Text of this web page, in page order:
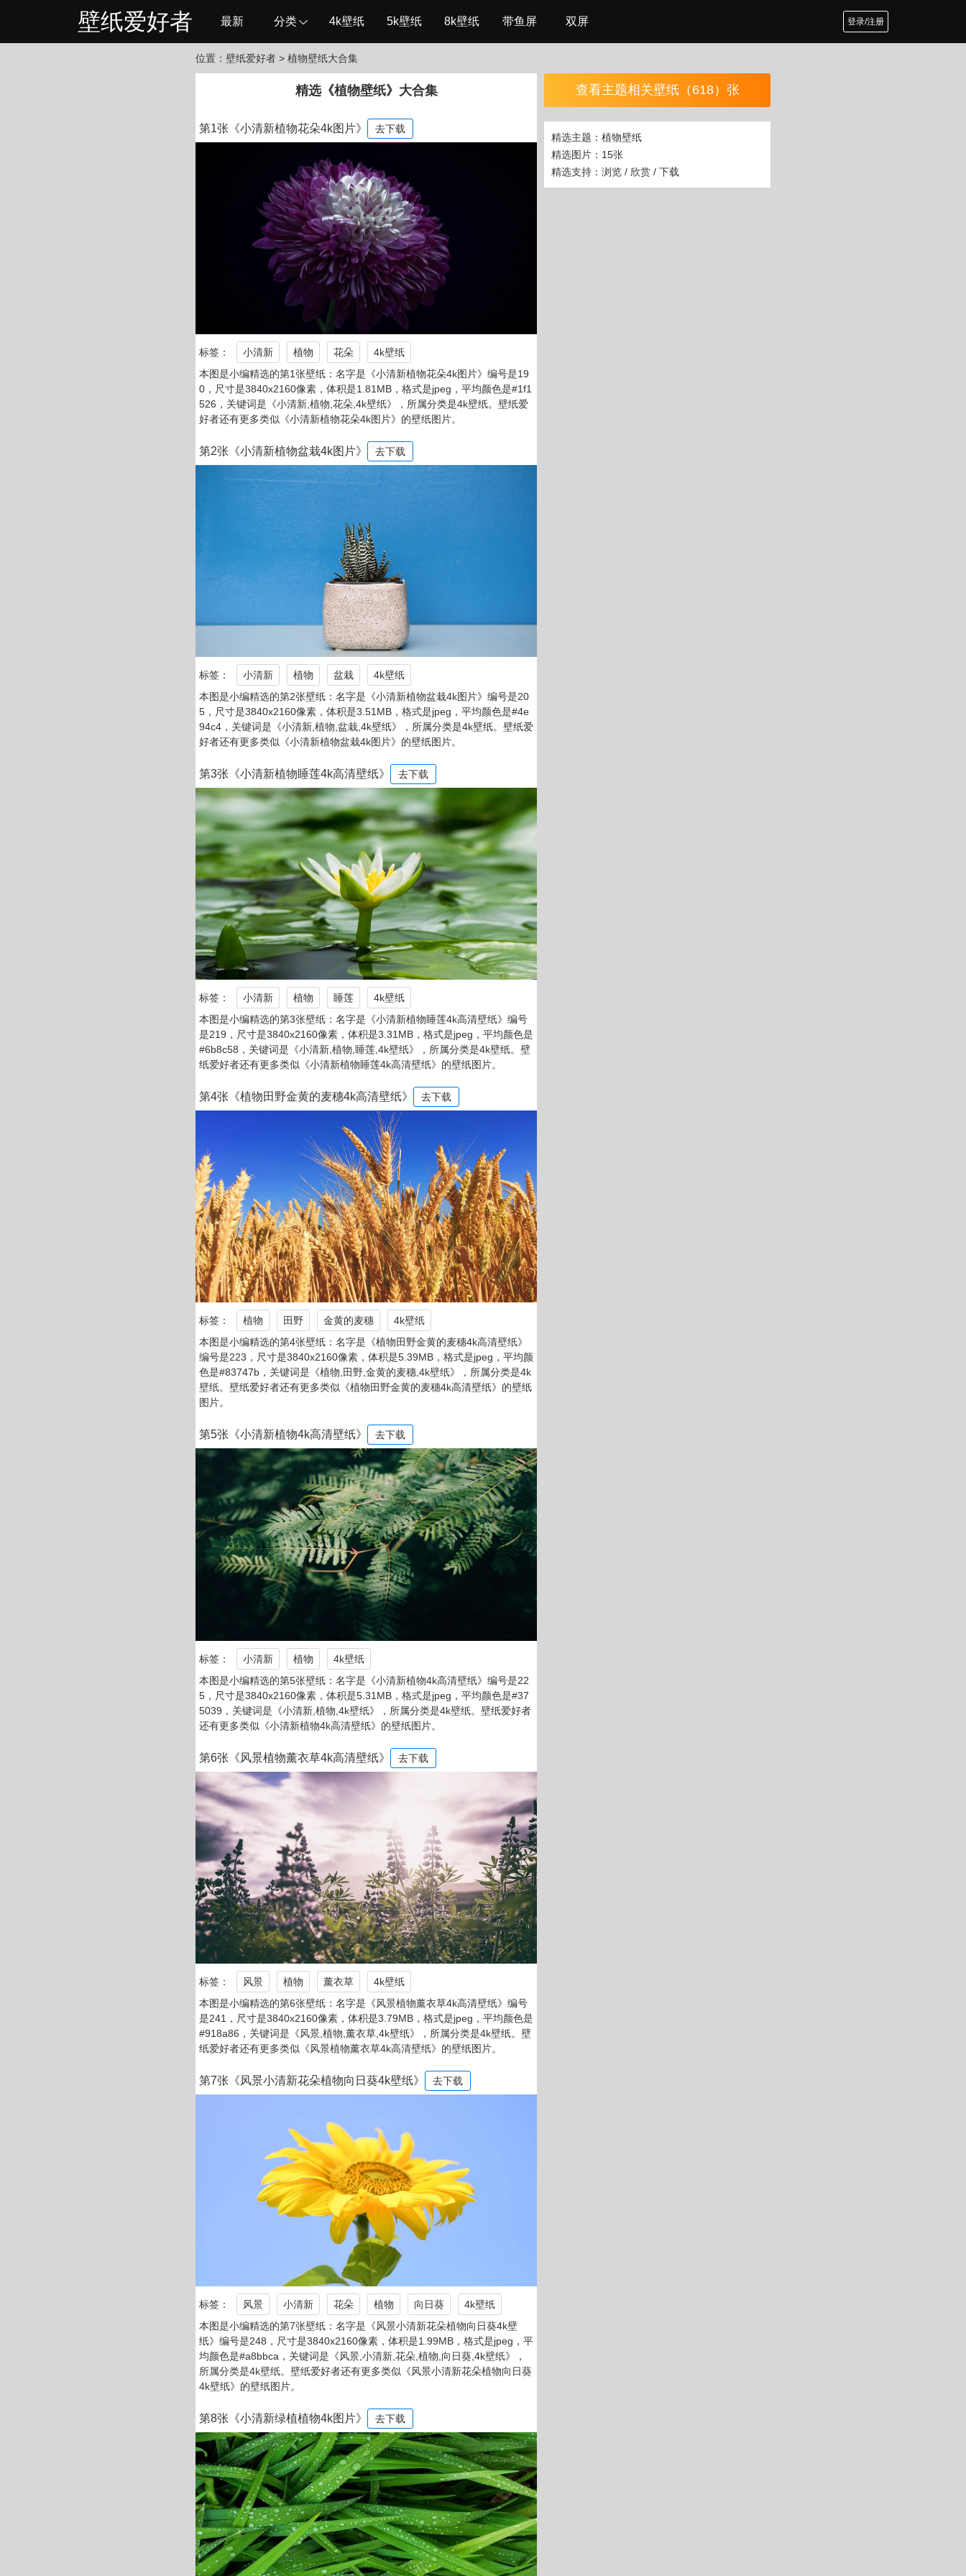
壁纸爱好者 最新 分类 4k壁纸 5k壁纸 8k壁纸 带鱼屏 双屏 登录/注册
位置： 壁纸爱好者 > 植物壁纸大合集
精选《植物壁纸》大合集
第1张《小清新植物花朵4k图片》 去下载
标签： 小清新 植物 花朵
4k壁纸
本图是小编精选的第1张壁纸：名字是《小清新植物花朵4k图片》编号是19
0，尺寸是3840x2160像素，体积是1.81MB，格式是jpeg，平均颜色是#1f1
526，关键词是《小清新,植物,花朵,4k壁纸》，所属分类是4k壁纸。壁纸爱
好者还有更多类似《小清新植物花朵4k图片》的壁纸图片。
第2张《小清新植物盆栽4k图片》 去下载
标签： 小清新 植物 盆栽
4k壁纸
本图是小编精选的第2张壁纸：名字是《小清新植物盆栽4k图片》编号是20
5，尺寸是3840x2160像素，体积是3.51MB，格式是jpeg，平均颜色是#4e
94c4，关键词是《小清新,植物,盆栽,4k壁纸》，所属分类是4k壁纸。壁纸爱
好者还有更多类似《小清新植物盆栽4k图片》的壁纸图片。
第3张《小清新植物睡莲4k高清壁纸》 去下载
标签： 小清新 植物 睡莲
4k壁纸
本图是小编精选的第3张壁纸：名字是《小清新植物睡莲4k高清壁纸》编号
是219，尺寸是3840x2160像素，体积是3.31MB，格式是jpeg，平均颜色是
#6b8c58，关键词是《小清新,植物,睡莲,4k壁纸》，所属分类是4k壁纸。壁
纸爱好者还有更多类似《小清新植物睡莲4k高清壁纸》的壁纸图片。
第4张《植物田野金黄的麦穗4k高清壁纸》 去下载
标签： 植物 田野 金黄的麦穗
4k壁纸
本图是小编精选的第4张壁纸：名字是《植物田野金黄的麦穗4k高清壁纸》
编号是223，尺寸是3840x2160像素，体积是5.39MB，格式是jpeg，平均颜
色是#83747b，关键词是《植物,田野,金黄的麦穗,4k壁纸》，所属分类是4k
壁纸。壁纸爱好者还有更多类似《植物田野金黄的麦穗4k高清壁纸》的壁纸
图片。
第5张《小清新植物4k高清壁纸》 去下载
标签： 小清新 植物
4k壁纸
本图是小编精选的第5张壁纸：名字是《小清新植物4k高清壁纸》编号是22
5，尺寸是3840x2160像素，体积是5.31MB，格式是jpeg，平均颜色是#37
5039，关键词是《小清新,植物,4k壁纸》，所属分类是4k壁纸。壁纸爱好者
还有更多类似《小清新植物4k高清壁纸》的壁纸图片。
第6张《风景植物薰衣草4k高清壁纸》 去下载
标签： 风景 植物 薰衣草
4k壁纸
本图是小编精选的第6张壁纸：名字是《风景植物薰衣草4k高清壁纸》编号
是241，尺寸是3840x2160像素，体积是3.79MB，格式是jpeg，平均颜色是
#918a86，关键词是《风景,植物,薰衣草,4k壁纸》，所属分类是4k壁纸。壁
纸爱好者还有更多类似《风景植物薰衣草4k高清壁纸》的壁纸图片。
第7张《风景小清新花朵植物向日葵4k壁纸》 去下载
标签： 风景 小清新 花朵 植物 向日葵
4k壁纸
本图是小编精选的第7张壁纸：名字是《风景小清新花朵植物向日葵4k壁
纸》编号是248，尺寸是3840x2160像素，体积是1.99MB，格式是jpeg，平
均颜色是#a8bbca，关键词是《风景,小清新,花朵,植物,向日葵,4k壁纸》，
所属分类是4k壁纸。壁纸爱好者还有更多类似《风景小清新花朵植物向日葵
4k壁纸》的壁纸图片。
第8张《小清新绿植植物4k图片》 去下载
查看主题相关壁纸（618）张
精选主题：植物壁纸
精选图片：15张
精选支持：浏览 / 欣赏 / 下载